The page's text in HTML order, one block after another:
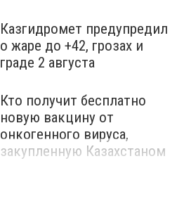
Казгидромет предупредил
о жаре до +42, грозах и
граде 2 августа
Кто получит бесплатно
новую вакцину от
онкогенного вируса,
закупленную Казахстаном